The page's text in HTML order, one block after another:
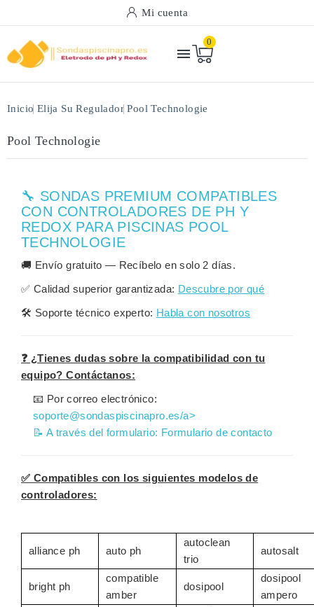
Mi cuenta

0
Inicio Elija Su Regulador Pool Technologie
Pool Technologie
🔧 SONDAS PREMIUM COMPATIBLES
CON CONTROLADORES DE PH Y
REDOX PARA PISCINAS POOL
TECHNOLOGIE
🚚 Envío gratuito — Recíbelo en solo 2 días.
✅ Calidad superior garantizada: Descubre por qué
🛠️ Soporte técnico experto: Habla con nosotros
❓ ¿Tienes dudas sobre la compatibilidad con tu
equipo? Contáctanos:
📧 Por correo electrónico:
soporte@sondaspiscinapro.es/a>
📝 A través del formulario: Formulario de contacto
✅ Compatibles con los siguientes modelos de
controladores:
alliance ph auto ph
autoclean
trio
autosalt
bright ph
compatible
amber
dosipool
dosipool
ampero